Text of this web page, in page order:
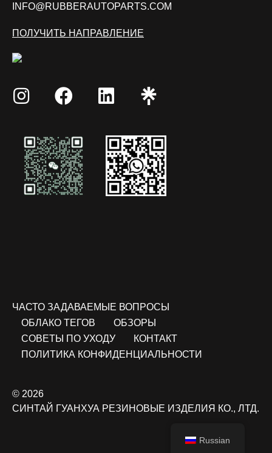
INFO@RUBBERAUTOPARTS.COM
ПОЛУЧИТЬ НАПРАВЛЕНИЕ
ЧАСТО ЗАДАВАЕМЫЕ ВОПРОСЫ
ОБЛАКО ТЕГОВ
ОБЗОРЫ
СОВЕТЫ ПО УХОДУ
КОНТАКТ
ПОЛИТИКА КОНФИДЕНЦИАЛЬНОСТИ
© 2026
СИНТАЙ ГУАНХУА РЕЗИНОВЫЕ ИЗДЕЛИЯ КО., ЛТД.
Russian